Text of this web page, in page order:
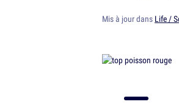
Mis à jour dans Life /